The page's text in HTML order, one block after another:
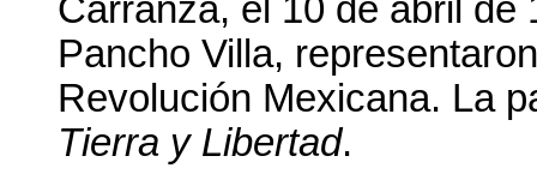
Carranza, el 10 de abril de
Pancho Villa,
Revolución Mexicana. La
Tierra y Libertad.